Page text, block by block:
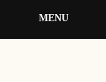
MENU